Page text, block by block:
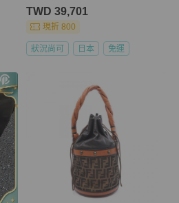
TWD 39,701
現折 800
狀況尚可 日本 免運